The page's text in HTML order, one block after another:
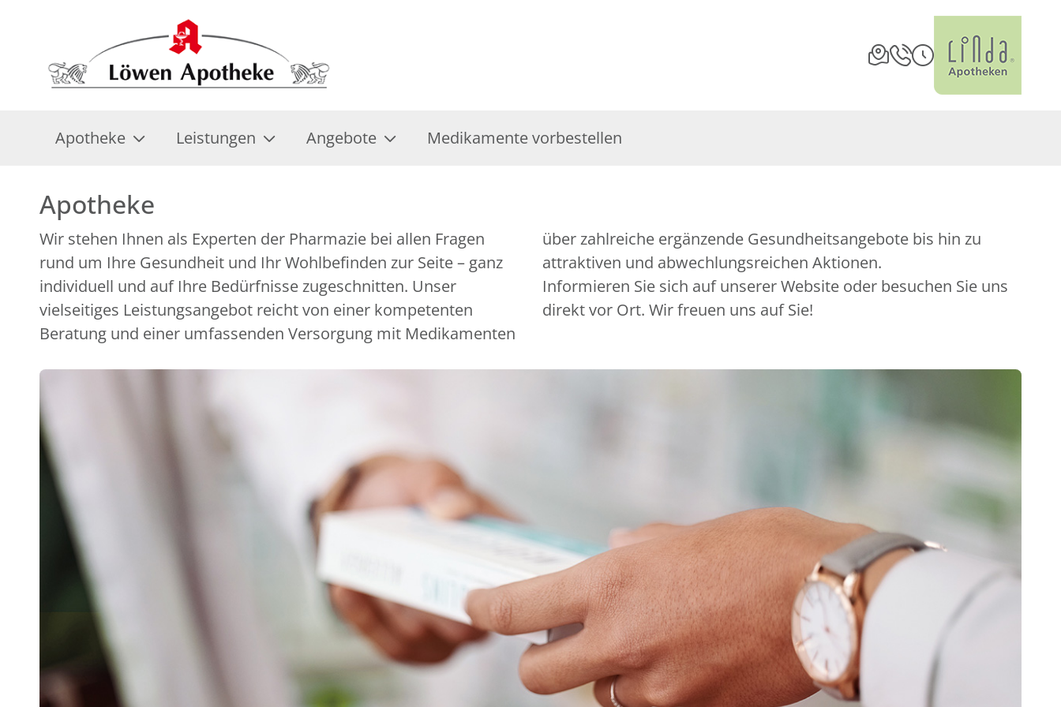
Apotheke Leistungen Angebote Medikamente vorbestellen
Apotheke
Wir stehen Ihnen als Experten der Pharmazie bei allen Fragen
rund um Ihre Gesundheit und Ihr Wohlbefinden zur Seite – ganz
individuell und auf Ihre Bedürfnisse zugeschnitten. Unser
vielseitiges Leistungsangebot reicht von einer kompetenten
Beratung und einer umfassenden Versorgung mit Medikamenten
über zahlreiche ergänzende Gesundheitsangebote bis hin zu
attraktiven und abwechlungsreichen Aktionen.
Informieren Sie sich auf unserer Website oder besuchen Sie uns
direkt vor Ort. Wir freuen uns auf Sie!